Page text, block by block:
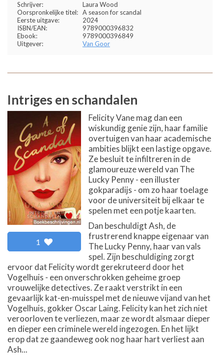
Schrijver:
Laura Wood
Oorspronkelijke titel: A season for scandal
Eerste uitgave:
2024
ISBN/EAN:
9789000396832
Ebook:
9789000396849
Uitgever:
Van Goor
Intriges en schandalen
1
Felicity Vane mag dan een
wiskundig genie zijn, haar familie
overtuigen van haar academische
ambities blijkt een lastige opgave.
Ze besluit te infiltreren in de
glamoureuze wereld van The
Lucky Penny - een illuster
gokparadijs - om zo haar toelage
voor de universiteit bij elkaar te
spelen met een potje kaarten.
Dan beschuldigt Ash, de
frustrerend knappe eigenaar van
The Lucky Penny, haar van vals
spel. Zijn beschuldiging zorgt
ervoor dat Felicity wordt gerekruteerd door het
Vogelhuis - een onverschrokken geheime groep
vrouwelijke detectives. Ze raakt verstrikt in een
gevaarlijk kat-en-muisspel met de nieuwe vijand van het
Vogelhuis, gokker Oscar Laing. Felicity kan het zich niet
veroorloven te verliezen, maar ze wordt alsmaar dieper
en dieper een criminele wereld ingezogen. En het lijkt
erop dat ze gaandeweg ook nog haar hart verliest aan
Ash...